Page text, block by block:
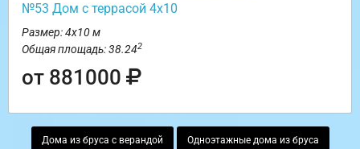
№53 Дом с террасой 4х10
Размер: 4х10 м
Общая площадь: 38.242
от 881000
Дома из бруса с верандой Одноэтажные дома из бруса